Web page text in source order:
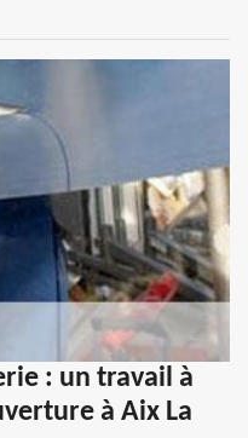
: un travail à
à Aix La